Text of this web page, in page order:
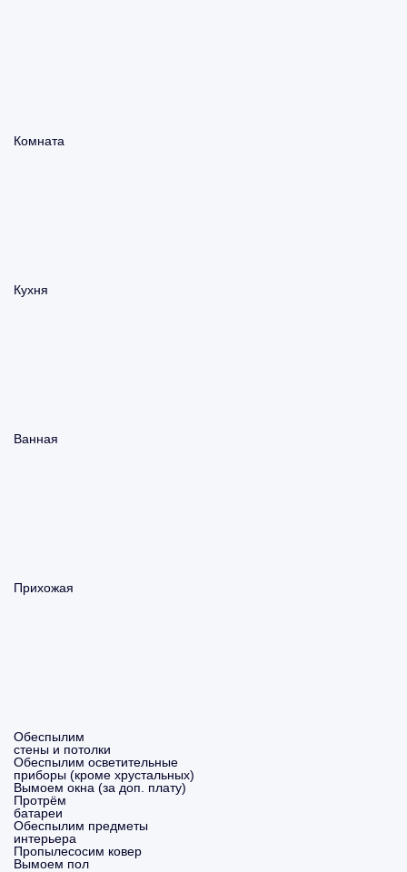
Комната
Кухня
Ванная
Прихожая
Обеспылим
стены и потолки
Обеспылим осветительные
приборы (кроме хрустальных)
Вымоем окна (за доп. плату)
Протрём
батареи
Обеспылим предметы
интерьера
Пропылесосим ковер
Вымоем пол